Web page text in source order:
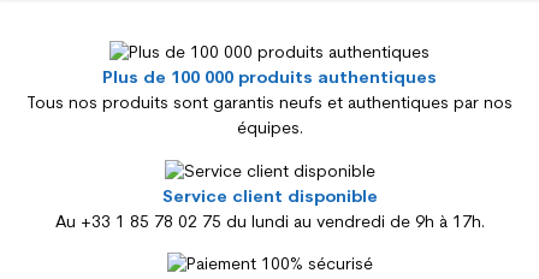
Plus de 100 000 produits authentiques
Tous nos produits sont garantis neufs et authentiques par nos
équipes.
Service client disponible
Au +33 1 85 78 02 75 du lundi au vendredi de 9h à 17h.